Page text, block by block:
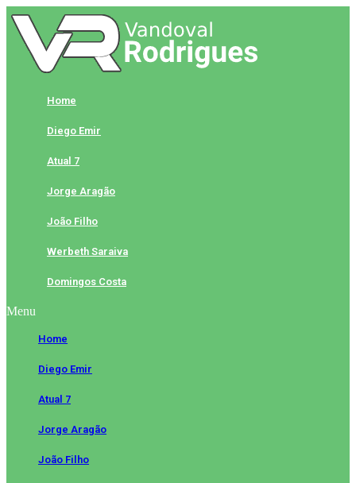
Skip
to
content
Home
Diego Emir
Atual 7
Jorge Aragão
João Filho
Werbeth Saraiva
Domingos Costa
Menu
Home
Diego Emir
Atual 7
Jorge Aragão
João Filho